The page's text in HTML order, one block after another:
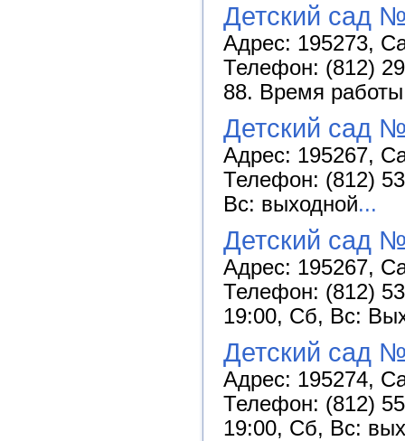
Детский сад
Адрес: 195273,
Телефон: (812)
88. Время
Детский сад
Адрес: 195267,
Телефон: (812)
Вс: выходной...
Детский сад
Адрес: 195267,
Телефон: (812)
19:00, Сб, Вс:
Детский сад
Адрес: 195274,
Телефон: (812)
19:00, Сб, Вс: